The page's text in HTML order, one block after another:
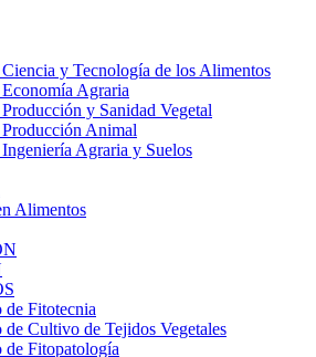
y Tecnología de los Alimentos
Agraria
y Sanidad Vegetal
Animal
Agraria y Suelos
Alimentos
Fitotecnia
Cultivo de Tejidos Vegetales
de Fitopatología